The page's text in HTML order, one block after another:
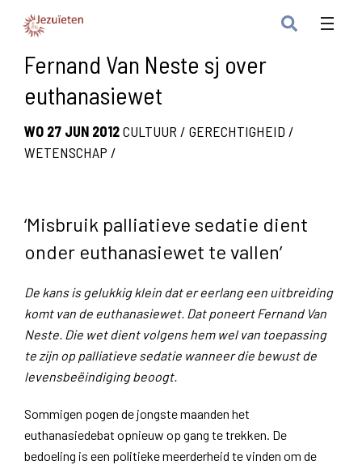
Fernand Van Neste sj over
euthanasiewet
WO 27 JUN 2012CULTUUR / GERECHTIGHEID /
WETENSCHAP /
‘Misbruik palliatieve sedatie dient
onder euthanasiewet te vallen’
De kans is gelukkig klein dat er eerlang een uitbreiding
komt van de euthanasiewet. Dat poneert Fernand Van
Neste. Die wet dient volgens hem wel van toepassing
te zijn op palliatieve sedatie wanneer die bewust de
levensbeëindiging beoogt.
Sommigen pogen de jongste maanden het
euthanasiedebat opnieuw op gang te trekken. De
bedoeling is een politieke meerderheid te vinden om de